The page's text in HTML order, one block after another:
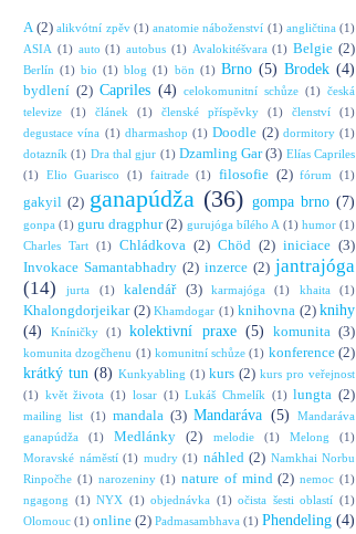
A (2) alikvótní zpěv (1) anatomie náboženství (1) angličtina (1)
ASIA (1) auto (1) autobus (1) Avalokitéšvara (1) Belgie (2)
Berlín (1) bio (1) blog (1) bön (1) Brno (5) Brodek (4)
bydlení (2) Capriles (4) celokomunitní schůze (1) česká
televize
(1) článek (1) členské příspěvky (1) členství
(1)
degustace vína (1) dharmashop (1) Doodle (2) dormitory (1)
dotazník (1) Dra thal gjur (1) Dzamling Gar (3) Elías Capriles
(1) Elio Guarisco (1) faitrade (1) filosofie (2) fórum (1)
gakyil (2) ganapúdža (36) gompa brno (7)
gonpa (1) guru dragphur (2) gurujóga bílého A (1) humor (1)
Charles Tart (1) Chládkova (2) Chöd (2) iniciace (3)
Invokace Samantabhadry (2) inzerce (2) jantrajóga
(14)
jurta (1) kalendář (3) karmajóga (1) khaita (1)
Khalongdorjeikar (2) Khamdogar (1) knihovna (2) knihy
(4)
Kníničky (1) kolektivní praxe (5) komunita (3)
komunita dzogčhenu (1) komunitní schůze (1) konference (2)
krátký tun (8) Kunkyabling (1) kurs (2) kurs pro veřejnost
(1) květ života (1) losar (1) Lukáš Chmelík (1) lungta (2)
mailing list (1) mandala (3) Mandaráva (5)
Mandaráva
ganapúdža
(1) Medlánky (2) melodie (1) Melong
(1)
Moravské náměstí (1) mudry (1) náhled (2) Namkhai Norbu
Rinpočhe (1) narozeniny (1) nature of mind (2) nemoc (1)
ngagong (1) NYX (1) objednávka (1) očista šesti oblastí (1)
Olomouc (1) online (2) Padmasambhava (1) Phendeling (4)